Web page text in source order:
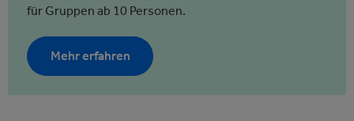
für Gruppen ab 10 Personen.
Mehr erfahren